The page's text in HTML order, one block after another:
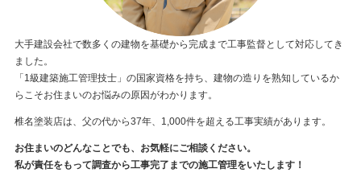
大手建設会社で数多くの建物を基礎から完成まで工事監督として対応してき
ました。
「1級建築施工管理技士」の国家資格を持ち、建物の造りを熟知しているか
らこそお住まいのお悩みの原因がわかります。
椎名塗装店は、父の代から37年、1,000件を超える工事実績があります。
お住まいのどんなことでも、お気軽にご相談ください。
私が責任をもって調査から工事完了までの施工管理をいたします！